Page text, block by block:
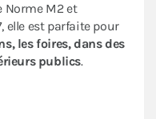
Norme M2 et
elle est parfaite pour
les foires, dans des
publics.